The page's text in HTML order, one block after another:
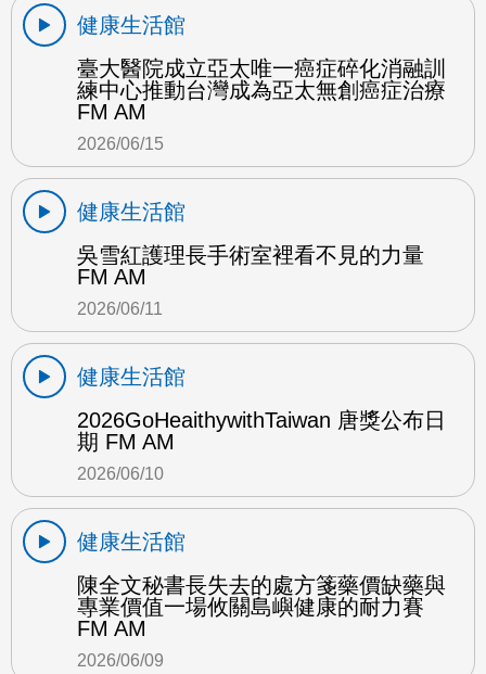
健康生活館
臺大醫院成立亞太唯一癌症碎化消融訓
練中心推動台灣成為亞太無創癌症治療
FM AM
2026/06/15
健康生活館
吳雪紅護理長手術室裡看不見的力量
FM AM
2026/06/11
健康生活館
2026GoHeaithywithTaiwan 唐獎公布日
期 FM AM
2026/06/10
健康生活館
陳全文秘書長失去的處方箋藥價缺藥與
專業價值一場攸關島嶼健康的耐力賽
FM AM
2026/06/09